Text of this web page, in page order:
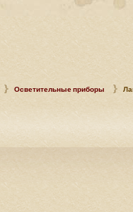
Осветительные приборы